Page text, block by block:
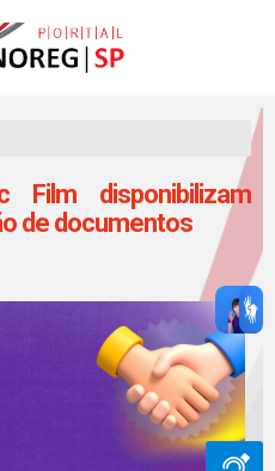
disponibilizam
de documentos